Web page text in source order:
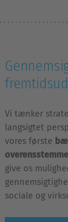
Vi tænker
langsigtet
vores første
give os
sociale og